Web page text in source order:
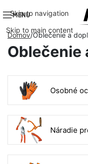
Skip to navigation
Skip to main content
MENU
Domov Oblečenie a
Oblečenie
Osobné
Náradie